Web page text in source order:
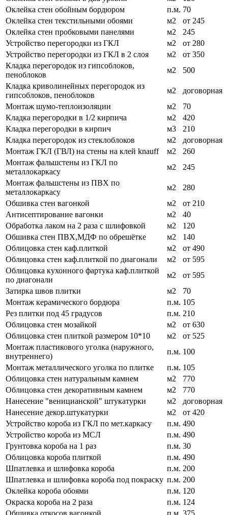
Оклейка стен обойным бордюром
п.м. 70
Оклейка стен текстильными обоями
м2
от 245
Оклейка стен пробковыми панелями
м2
245
Устройство перегородки из ГКЛ
м2
от 280
Устройство перегородки из ГКЛ в 2 слоя
м2
от 350
Кладка перегородок из гипсоблоков,
пеноблоков
м2
500
Кладка криволинейных перегородок из
гипсоблоков, пеноблоков
м2
договорная
Монтаж шумо-теплоизоляции
м2
70
Кладка перегородки в 1/2 кирпича
м2
420
Кладка перегородки в кирпич
м3
210
Кладка перегородок из стеклоблоков
м2
договорная
Монтаж ГКЛ (ГВЛ) на стены на клей knauff
м2
260
Монтаж фальшстены из ГКЛ по
металлокаркасу
м2
245
Монтаж фальшстены из ПВХ по
металлокаркасу
м2
280
Обшивка стен вагонкой
м2
от 210
Антисептирование вагонки
м2
40
Обработка лаком на 2 раза с шлифовкой
м2
120
Обшивка стен ПВХ,МДФ по обрешётке
м2
140
Облицовка стен каф.плиткой
м2
от 490
Облицовка стен каф.плиткой по диагонали
м2
от 595
Облицовка кухонного фартука каф.плиткой
по диагонали
м2
от 595
Затирка швов плитки
м2
70
Монтаж керамического бордюра
п.м. 105
Рез плитки под 45 градусов
п.м. 210
Облицовка стен мозайкой
м2
от 630
Облицовка стен плиткой размером 10*10
м2
от 525
Монтаж пластикового уголка (наружного,
внутреннего)
п.м. 100
Монтаж металлического уголка по плитке
п.м. 105
Облицовка стен натуральным камнем
м2
770
Облицовка стен декоративным камнем
м2
770
Нанесение "веницианской" штукатурки
м2
договорная
Нанесение декор.штукатурки
м2
от 420
Устройство короба из ГКЛ по мет.каркасу
п.м. 490
Устройство короба из МСЛ
п.м. 490
Грунтовка короба на 1 раз
п.м. 30
Облицовка короба плиткой
п.м. 490
Шпатлевка и шлифовка короба
п.м. 200
Шпатлевка и шлифовка короба под покраску п.м. 200
Оклейка короба обоями
п.м. 120
Окраска короба на 2 раза
п.м. 124